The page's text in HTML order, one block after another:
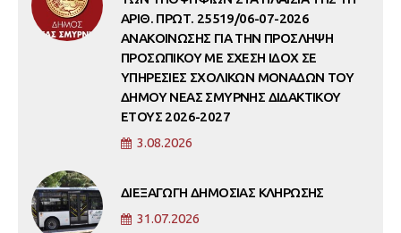
ΑΡΙΘ. ΠΡΩΤ. 25519/06-07-2026
ΑΝΑΚΟΙΝΩΣΗΣ ΓΙΑ ΤΗΝ ΠΡΟΣΛΗΨΗ
ΠΡΟΣΩΠΙΚΟΥ ΜΕ ΣΧΕΣΗ ΙΔΟΧ ΣΕ
ΥΠΗΡΕΣΙΕΣ ΣΧΟΛΙΚΩΝ ΜΟΝΑΔΩΝ ΤΟΥ
ΔΗΜΟΥ ΝΕΑΣ ΣΜΥΡΝΗΣ ΔΙΔΑΚΤΙΚΟΥ
ΕΤΟΥΣ 2026-2027
3.08.2026
ΔΙΕΞΑΓΩΓΗ ΔΗΜΟΣΙΑΣ ΚΛΗΡΩΣΗΣ
31.07.2026